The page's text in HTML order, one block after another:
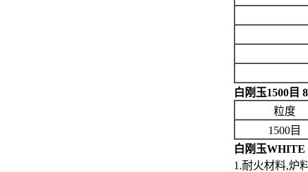
白刚玉1500目
粒度
1500目
白刚玉
1.耐火材料,炉